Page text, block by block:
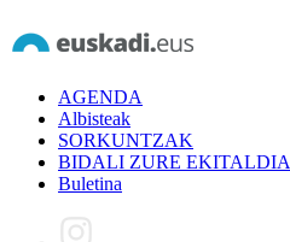
AGENDA
Albisteak
SORKUNTZAK
BIDALI ZURE EKITALDIA
Buletina